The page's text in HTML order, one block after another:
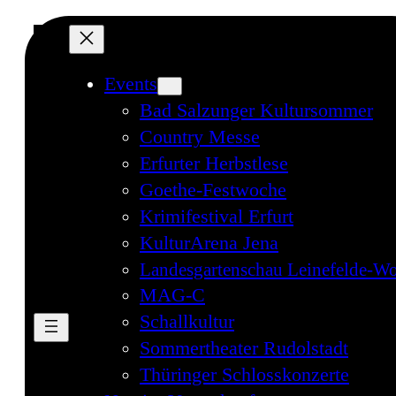
Events
Bad Salzunger Kultursommer
Country Messe
Erfurter Herbstlese
Goethe-Festwoche
Krimifestival Erfurt
KulturArena Jena
Landesgartenschau Leinefelde-
MAG-C
Schallkultur
Sommertheater Rudolstadt
Thüringer Schlosskonzerte